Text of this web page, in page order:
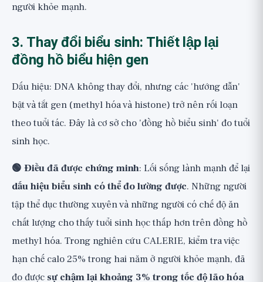
người khỏe mạnh.
3. Thay đổi biểu sinh: Thiết lập lại
đồng hồ biểu hiện gen
Dấu hiệu: DNA không thay đổi, nhưng các 'hướng dẫn'
bật và tắt gen (methyl hóa và histone) trở nên rối loạn
theo tuổi tác. Đây là cơ sở cho 'đồng hồ biểu sinh' đo tuổi
sinh học.
🟢 Điều đã được chứng minh: Lối sống lành mạnh để lại
dấu hiệu biểu sinh có thể đo lường được. Những người
tập thể dục thường xuyên và những người có chế độ ăn
chất lượng cho thấy tuổi sinh học thấp hơn trên đồng hồ
methyl hóa. Trong nghiên cứu CALERIE, kiểm tra việc
hạn chế calo 25% trong hai năm ở người khỏe mạnh, đã
đo được sự chậm lại khoảng 3% trong tốc độ lão hóa